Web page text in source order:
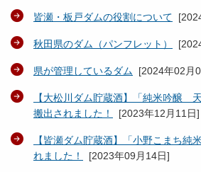
皆瀬・板戸ダムの役割について [
秋田県のダム（パンフレット） [
県が管理しているダム [2024年02月
【大松川ダム貯蔵酒】「純米吟醸
搬出されました！
[2023年12月11日]
【皆瀬ダム貯蔵酒】「小野こまち純
れました！
[2023年09月14日]